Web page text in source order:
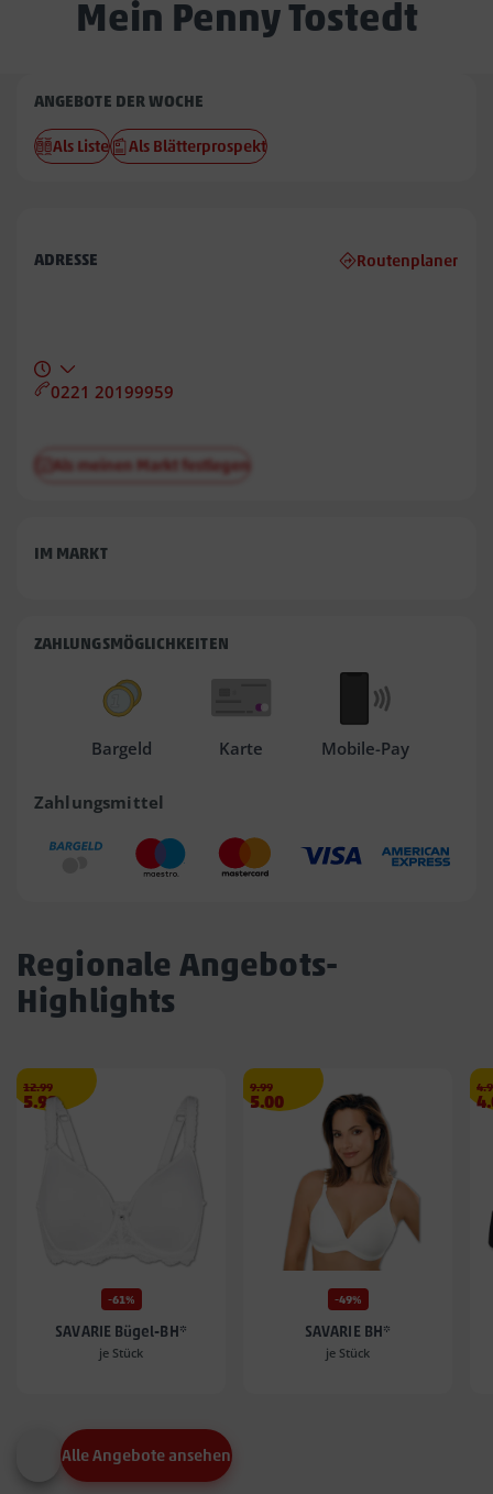
Mein Penny Tostedt
Penny
Tostedt
ANGEBOTE DER WOCHE
Als Liste Als Blätterprospekt
ADRESSE Routenplaner
0221 20199959
Als meinen Markt festlegen
IM MARKT
ZAHLUNGSMÖGLICHKEITEN
Bargeld Karte Mobile-Pay
Zahlungsmittel
Regionale Angebots-
Highlights
Streichpreis
12.99€
Angebotspreis
5.99
5.99
-61%
SAVARIE Bügel-BH*
je Stück
Streichpreis
9.99€
Angebotspreis
5.00
5.00
-49%
SAVARIE BH*
je Stück
Alle Angebote ansehen